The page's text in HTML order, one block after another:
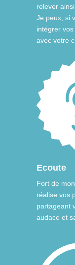
relever
Je peux, si
intégrer
avec votre
Ecoute
Fort de
réalise vos
partageant
audace et